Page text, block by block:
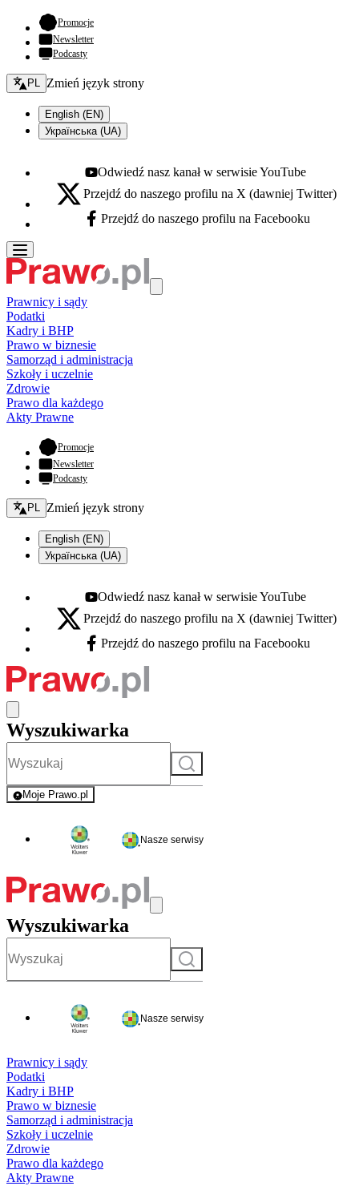
Promocje- otwiera się w nowej karcie
Newsletter
Podcasty
Zmień język - bieżący:
PL Zmień język strony
English (EN)
Українська (UA)
Youtube - otwiera się w nowej karcie
Odwiedź nasz kanał w serwisie YouTube
X - otwiera się w nowej karcie
Przejdź do naszego profilu na X (dawniej Twitter)
Facebook - otwiera się w nowej karcie
Przejdź do naszego profilu na Facebooku
Prawnicy i sądy
Podatki
Kadry i BHP
Prawo w biznesie
Samorząd i administracja
Szkoły i uczelnie
Zdrowie
Prawo dla każdego
Akty Prawne
Promocje- otwiera się w nowej karcie
Newsletter
Podcasty
Zmień język - bieżący:
PL Zmień język strony
English (EN)
Українська (UA)
Youtube - otwiera się w nowej karcie
Odwiedź nasz kanał w serwisie YouTube
X - otwiera się w nowej karcie
Przejdź do naszego profilu na X (dawniej Twitter)
Facebook - otwiera się w nowej karcie
Przejdź do naszego profilu na Facebooku
Wyszukiwarka
Szukaj
Moje Prawo.pl
- rejestracja i logowanie do serwisu
Nasze serwisy
Wyszukiwarka
Szukaj
Nasze serwisy
Prawnicy i sądy
Podatki
Kadry i BHP
Prawo w biznesie
Samorząd i administracja
Szkoły i uczelnie
Zdrowie
Prawo dla każdego
Akty Prawne